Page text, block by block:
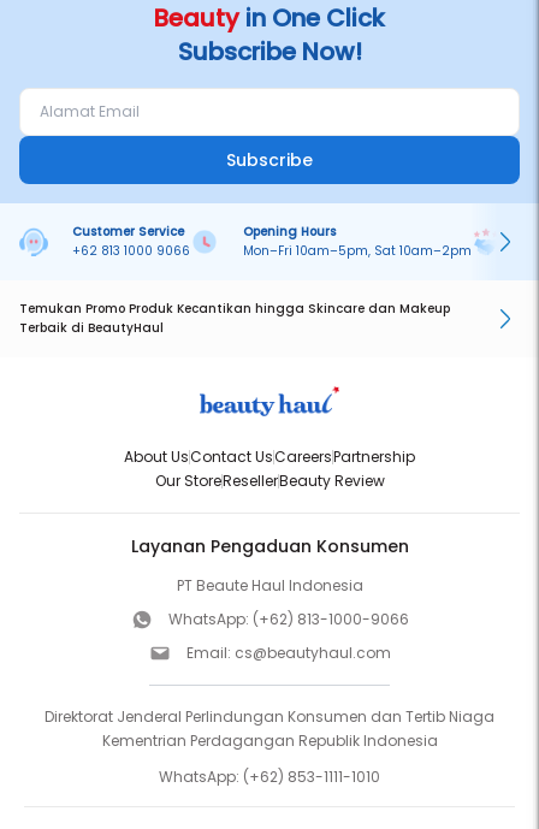
Beautyin One Click
Subscribe Now!
Subscribe
Customer Service
+62 813 1000 9066
Opening Hours
Mon–Fri 10am–5pm, Sat 10am–2pm
Temukan Promo Produk Kecantikan hingga Skincare dan Makeup
Terbaik di BeautyHaul
About UsContact UsCareersPartnership
Our StoreResellerBeauty Review
Layanan Pengaduan Konsumen
PT Beaute Haul Indonesia
WhatsApp: (+62) 813-1000-9066
Email: cs@beautyhaul.com
Direktorat Jenderal Perlindungan Konsumen dan Tertib Niaga
Kementrian Perdagangan Republik Indonesia
WhatsApp: (+62) 853-1111-1010